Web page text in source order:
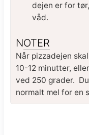
dejen er for
våd.
NOTER
Når pizzadejen
10-12 minutter,
ved 250 grader.
normalt mel for en